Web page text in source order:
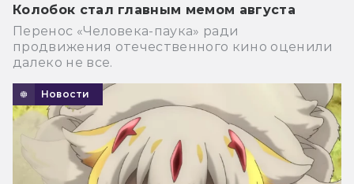
Колобок стал главным мемом августа
Перенос «Человека-паука» ради
продвижения отечественного кино оценили
далеко не все.
Новости